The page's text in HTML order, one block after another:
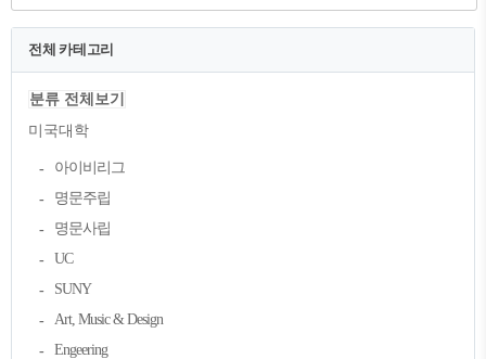
전체 카테고리
분류 전체보기
미국대학
아이비리그
명문주립
명문사립
UC
SUNY
Art, Music & Design
Engeering